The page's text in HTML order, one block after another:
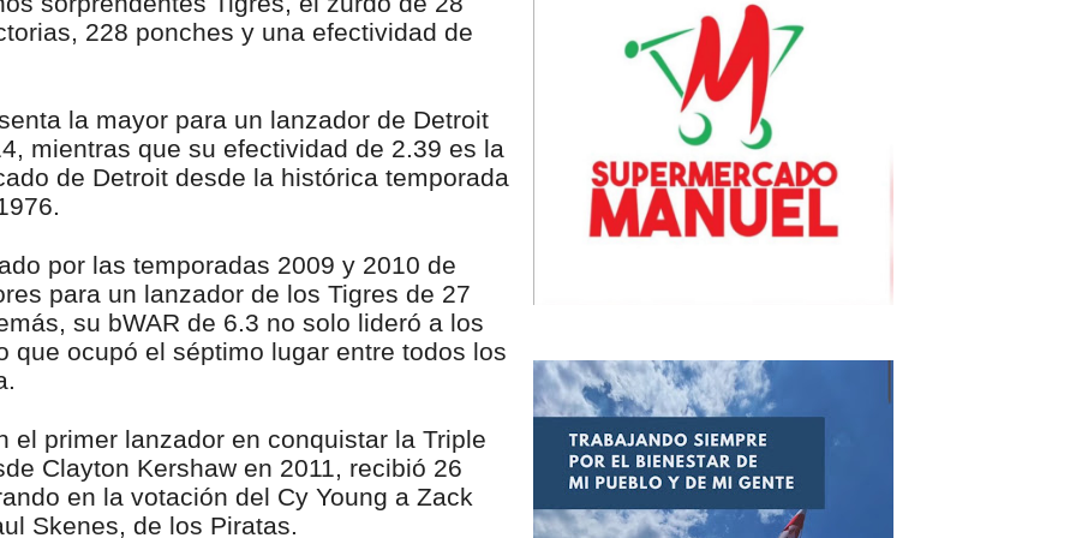
228 ponches y una efectividad de
la mayor para un lanzador de Detroit
mientras que su efectividad de 2.39 es la
de Detroit desde la histórica temporada
por las temporadas 2009 y 2010 de
para un lanzador de los Tigres de 27
su bWAR de 6.3 no solo lideró a los
que ocupó el séptimo lugar entre todos los
el primer lanzador en conquistar la Triple
Clayton Kershaw en 2011, recibió 26
en la votación del Cy Young a Zack
Skenes, de los Piratas.